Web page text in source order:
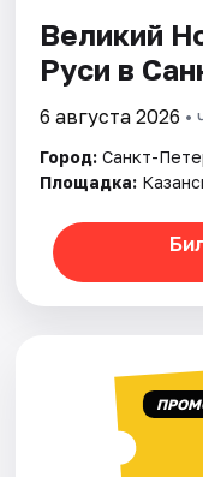
Великий
Руси в
6 августа 2026 •
Город: Санкт-
Площадка: